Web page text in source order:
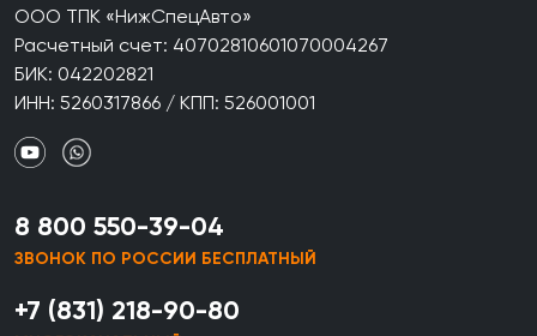
ООО ТПК «НижСпецАвто»
Расчетный счет: 40702810601070004267
БИК: 042202821
ИНН: 5260317866 / КПП: 526001001
8 800 550-39-04
ЗВОНОК ПО РОССИИ БЕСПЛАТНЫЙ
+7 (831) 218-90-80